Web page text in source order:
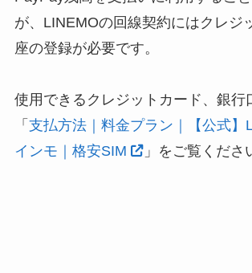
が、LINEMOの回線契約にはクレジ
座の登録が必要です。
使用できるクレジットカード、銀行
「 支払方法｜料金プラン｜【公式】
インモ｜格安SIM
」をご覧くださ